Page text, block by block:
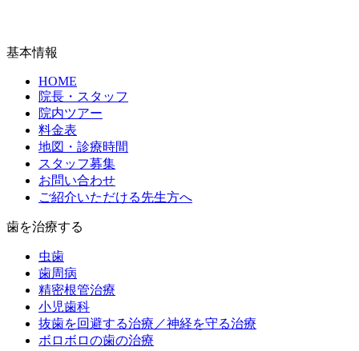
基本情報
HOME
院長・スタッフ
院内ツアー
料金表
地図・診療時間
スタッフ募集
お問い合わせ
ご紹介いただける先生方へ
歯を治療する
虫歯
歯周病
精密根管治療
小児歯科
抜歯を回避する治療／神経を守る治療
ボロボロの歯の治療